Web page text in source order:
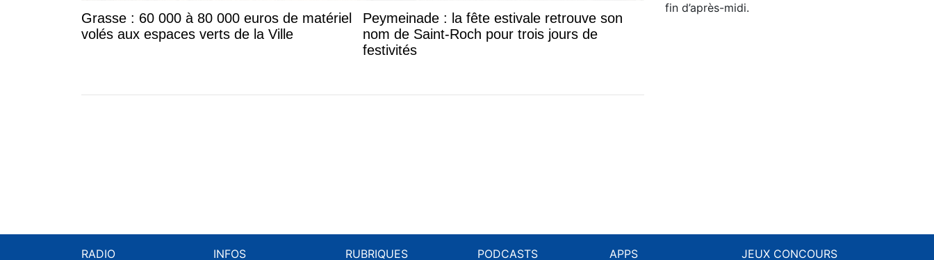
Grasse : 60 000 à 80 000 euros de matériel
volés aux espaces verts de la Ville
Peymeinade : la fête estivale retrouve son
nom de Saint-Roch pour trois jours de
festivités
fin d’après-midi.
RADIO
INFOS
RUBRIQUES
PODCASTS
APPS
JEUX CONCOURS